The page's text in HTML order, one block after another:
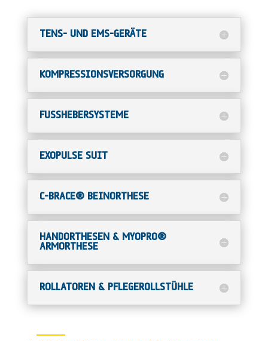
TENS- UND EMS-GERÄTE
KOMPRESSIONSVERSORGUNG
FUSSHEBERSYSTEME
EXOPULSE SUIT
C-BRACE® BEINORTHESE
HANDORTHESEN & MYOPRO®
ARMORTHESE
ROLLATOREN & PFLEGEROLLSTÜHLE